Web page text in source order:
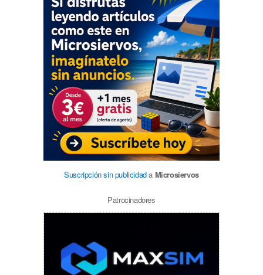
Suscripción sin publicidada Microsiervos
Patrocinadores